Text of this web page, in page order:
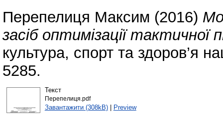
Перепелиця Максим (2016)
засіб оптимізації тактичної
культура, спорт та здоров’я
5285.
Текст
Перепелиця.pdf
Завантажити (308kB)| Preview